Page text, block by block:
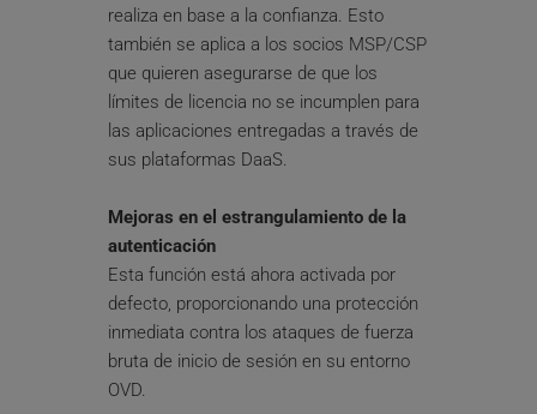
realiza en base a la confianza. Esto
también se aplica a los socios MSP/CSP
que quieren asegurarse de que los
límites de licencia no se incumplen para
las aplicaciones entregadas a través de
sus plataformas DaaS.
Mejoras en el estrangulamiento de la
autenticación
Esta función está ahora activada por
defecto, proporcionando una protección
inmediata contra los ataques de fuerza
bruta de inicio de sesión en su entorno
OVD.